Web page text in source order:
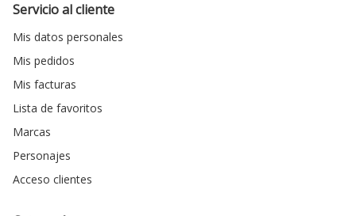
Servicio al cliente
Mis datos personales
Mis pedidos
Mis facturas
Lista de favoritos
Marcas
Personajes
Acceso clientes